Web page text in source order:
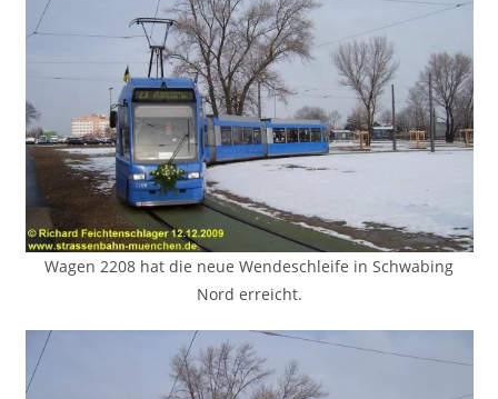
Wagen 2208 hat die neue Wendeschleife in Schwabing
Nord erreicht.